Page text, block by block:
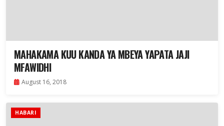
MAHAKAMA KUU KANDA YA MBEYA YAPATA JAJI
MFAWIDHI
August 16, 2018
HABARI